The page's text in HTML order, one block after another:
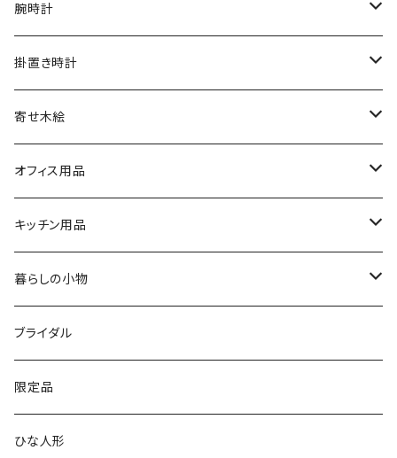
腕時計
文字盤シングルタイプ
シルバーリングタイプ
シルバーリングタイプ
シルバーリングプレミアム
文字盤ツートンタイプ
寄木タイプ
プレミアムタイプ
腕時計用ディスプレイ
掛置き時計
ふくろう時計
振り子時計
丸型・耳付き振り子時計
切り株振り子時計
掛置時計
MARU時計
寄せ木絵
ふくろう
風景
思い出
オフィス用品
USBメモリー
銘木シリーズ
アートシリーズ
ICカードケース
シンプル
窓付き
IDカードケース
窓付き
名刺サイズ
クリップボード
キッチン用品
カッティングボード
暮らしの小物
スイッチプレート
標準
ワイド
表札
ペーパーホルダー
ブライダル
限定品
ひな人形